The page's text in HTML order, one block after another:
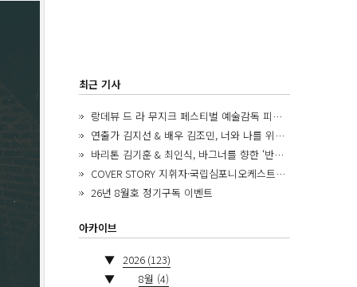
최근 기사
랑데뷰 드 라 무지크 페스티벌 예술감독 피아니스트 김혜진, 5년간의 여정을 돌아보며
연출가 김지선 & 배우 김조민, 너와 나를 위한 ‘모두의 숲’에서 만나는 동심
바리톤 김기훈 & 최인식, 바그너를 향한 ‘반지 원정대’를 앞두고
COVER STORY 지휘자·국립심포니오케스트라 제8대 음악감독 로베르토 아바도
26년 8월호 정기구독 이벤트
아카이브
▼ 2026 (123)
▼
8월 (4)